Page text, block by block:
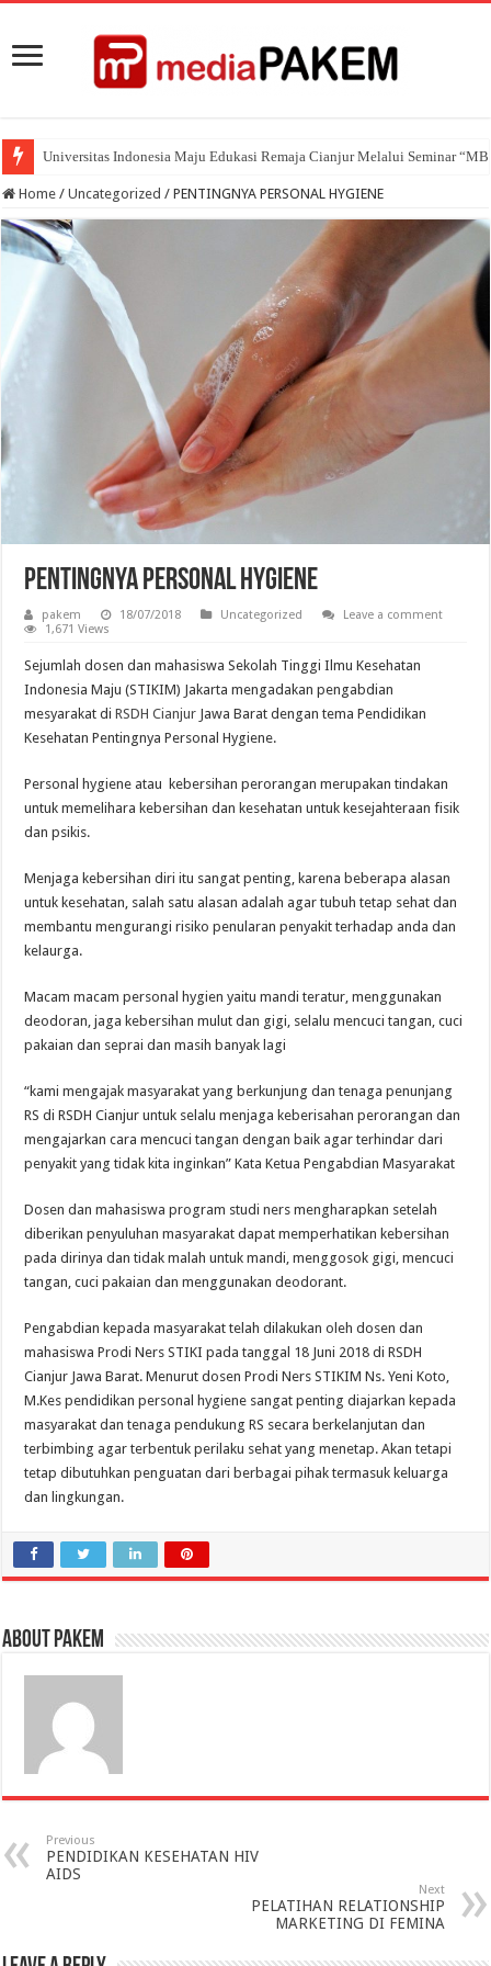
Universitas Indonesia Maju Edukasi Remaja Cianjur Melalui Seminar
Tiga Dosen Universitas Indonesia Maju Raih Penghargaan pada
Home / Uncategorized / PENTINGNYA PERSONAL HYGIENE
PENTINGNYA PERSONAL HYGIENE
pakem 18/07/2018 Uncategorized
Leave a comment
1,671 Views
Sejumlah dosen dan mahasiswa Sekolah Tinggi Ilmu Kesehatan
Indonesia Maju (STIKIM) Jakarta mengadakan pengabdian
mesyarakat diRSDH Cianjur Jawa Barat dengan tema Pendidikan
Kesehatan Pentingnya Personal Hygiene.
Personal hygiene atau kebersihan perorangan merupakan tindakan
untuk memelihara kebersihan dan kesehatan untuk kesejahteraan fisik
dan psikis.
Menjaga kebersihan diri itu sangat penting, karena beberapa alasan
untuk kesehatan, salah satu alasan adalah agar tubuh tetap sehat dan
membantu mengurangi risiko penularan penyakit terhadap anda dan
kelaurga.
Macam macam personal hygien yaitu mandi teratur, menggunakan
deodoran, jaga kebersihan mulut dan gigi, selalu mencuci tangan, cuci
pakaian dan seprai dan masih banyak lagi
“kami mengajak masyarakat yang berkunjung dan tenaga penunjang
RS di RSDH Cianjur untuk selalu menjaga keberisahan perorangan dan
mengajarkan cara mencuci tangan dengan baik agar terhindar dari
penyakit yang tidak kita inginkan” Kata Ketua Pengabdian Masyarakat
Dosen dan mahasiswa program studi ners mengharapkan setelah
diberikan penyuluhan masyarakat dapat memperhatikan kebersihan
pada dirinya dan tidak malah untuk mandi, menggosok gigi, mencuci
tangan, cuci pakaian dan menggunakan deodorant.
Pengabdian kepada masyarakat telah dilakukan oleh dosen dan
mahasiswa Prodi Ners STIKI pada tanggal 18 Juni 2018 di RSDH
Cianjur Jawa Barat. Menurut dosen Prodi Ners STIKIM Ns. Yeni Koto,
M.Kes pendidikan personal hygiene sangat penting diajarkan kepada
masyarakat dan tenaga pendukung RS secara berkelanjutan dan
terbimbing agar terbentuk perilaku sehat yang menetap. Akan tetapi
tetap dibutuhkan penguatan dari berbagai pihak termasuk keluarga
dan lingkungan.
About pakem
Previous
PENDIDIKAN KESEHATAN HIV
AIDS
Next
PELATIHAN RELATIONSHIP
MARKETING DI FEMINA